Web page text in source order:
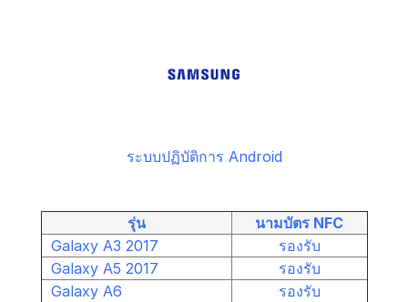
ระบบปฏิบัติการ Android
รุ่น
นามบัตร NFC
Galaxy A3 2017
รองรับ
Galaxy A5 2017
รองรับ
Galaxy A6
รองรับ